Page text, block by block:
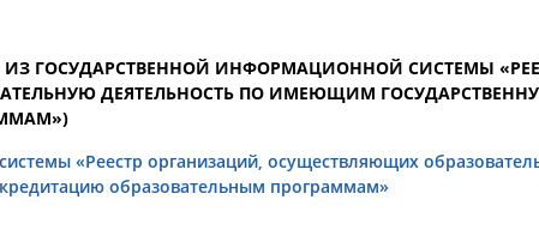
ИЗ ГОСУДАРСТВЕННОЙ ИНФОРМАЦИОННОЙ СИСТЕМЫ
ДЕЯТЕЛЬНОСТЬ ПО ИМЕЮЩИМ
«Реестр организаций, осуществляющих
образовательным программам»